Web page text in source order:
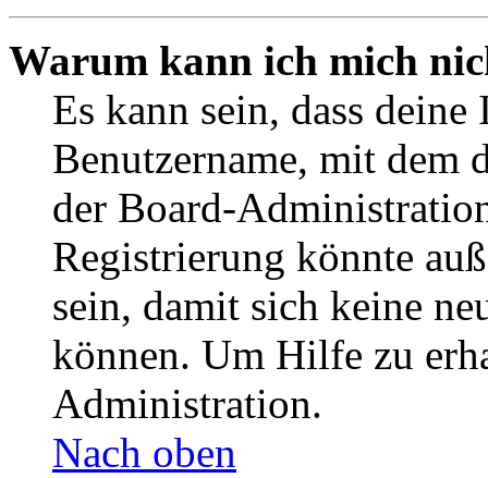
Warum kann ich mich
Es kann sein, dass
Benutzername, mit dem
der Board-
Registrierung könnte
sein, damit sich keine
können. Um Hilfe zu
Administration.
Nach oben